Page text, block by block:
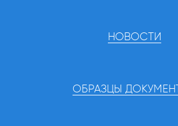
НОВОСТИ
ОБРАЗЦЫ